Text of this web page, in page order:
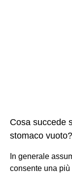
Cosa succede
stomaco vuoto?
In generale
consente una più